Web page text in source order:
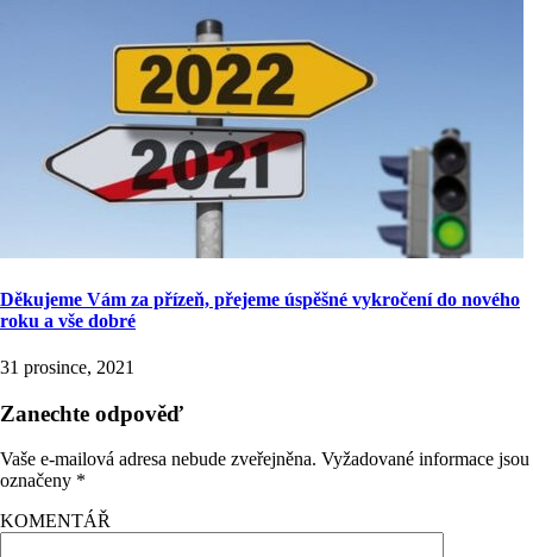
Děkujeme Vám za přízeň, přejeme úspěšné vykročení do nového
roku a vše dobré
31 prosince, 2021
Zanechte odpověď
Vaše e-mailová adresa nebude zveřejněna. Vyžadované informace jsou
označeny *
KOMENTÁŘ